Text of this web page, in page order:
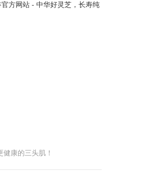
方网站 - 中华好灵芝，长寿纯
康的三头肌！